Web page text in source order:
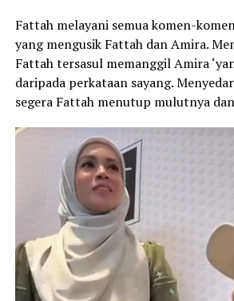
Fattah melayani semua komen-
yang mengusik Fattah dan Amira.
Fattah tersasul memanggil Amira
daripada perkataan sayang.
segera Fattah menutup mulutnya